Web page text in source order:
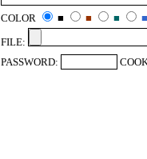
COLOR ■ ■ ■
■
FILE:
PASSWORD: